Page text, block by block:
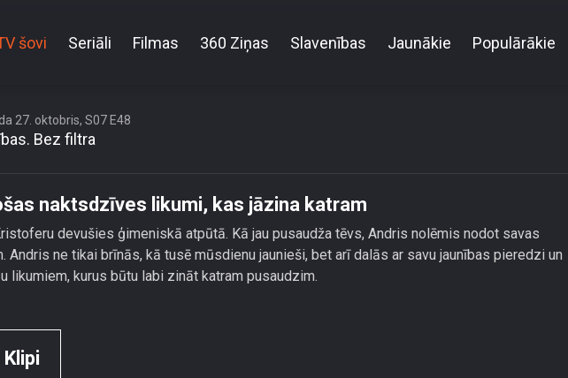
šovi Seriāli Filmas 360 Ziņas Slavenības Jaunākie Populārākie
27. oktobris, S07 E48
Bez filtra
naktsdzīves likumi, kas jāzina katram
devušies ģimeniskā atpūtā. Kā jau pusaudža tēvs, Andris nolēmis nodot savas
Andris ne tikai brīnās, kā tusē mūsdienu jaunieši, bet arī dalās ar savu jaunības pieredzi un
likumiem, kurus būtu labi zināt katram pusaudzim.
Klipi